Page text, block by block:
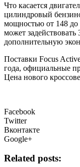
Что касается
цилиндровый
мощностью от 148 до
может
дополнительную
Поставки Focus
года, официальные
Цена нового
Facebook
Twitter
Вконтакте
Google+
Related posts: